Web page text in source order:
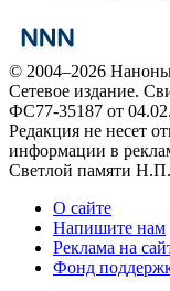
© 2004–2026
Сетевое издание.
ФС77-35187 от
Редакция не несет
информации в
Светлой памяти
О сайте
Напишите нам
Реклама на
Фонд